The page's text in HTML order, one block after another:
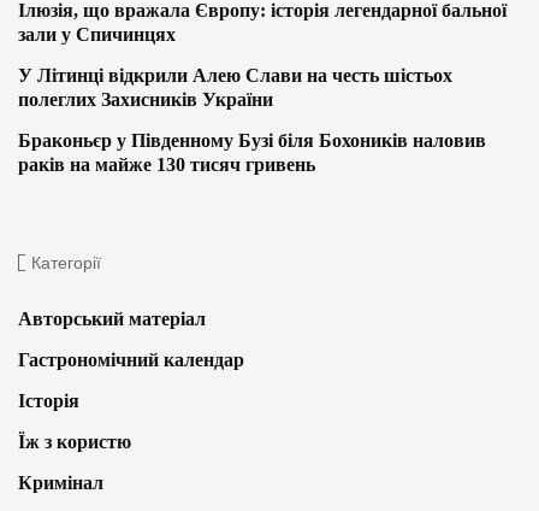
Ілюзія, що вражала Європу: історія легендарної бальної
зали у Спичинцях
У Літинці відкрили Алею Слави на честь шістьох
полеглих Захисників України
Браконьєр у Південному Бузі біля Бохоників наловив
раків на майже 130 тисяч гривень
Категорії
Авторський матеріал
Гастрономічний календар
Історія
Їж з користю
Кримінал